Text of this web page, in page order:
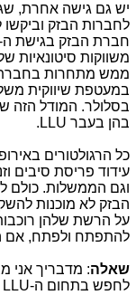
יש גם גישה אחרת,
לחברות הבזק
חברת הבזק בגישת
משווקות
ממש מתחרות בחברת
במעטפת שיווקית
בסלולר. המודל הזה
בהן בעבר LLU
.
כל הרגולטורים
עידוד פריסת סיבים
וגם הממשלות. כולם
הבזק לא מוכנות
על הרשת שלהן
להתפתח ולפתח, אם
שאלה: מדבריך אני
לחפש בתחום ה-LLU